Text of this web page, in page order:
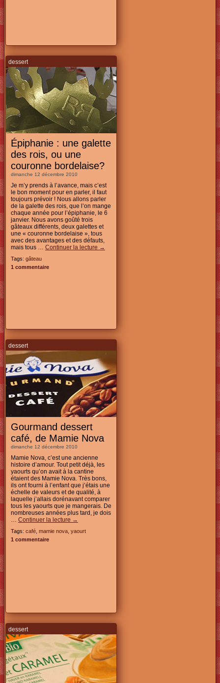
dessert
Épiphanie : une galette
des rois, ou une
couronne bordelaise?
dimanche 12 décembre 2010
Je m’y prends à l’avance, mais c’est
le bon moment pour en parler, il faut
toujours prévoir ! Nous allons parler
de la galette des rois, que l’on mange
chaque année pour l’épiphanie, le 6
janvier. Nous avons goûté trois
gâteaux différents, deux galettes et
une « couronne bordelaise », tous
avec des avantages et des défauts,
mais tous … Continuer la lecture →
Tags: gâteau
1 commentaire
dessert
Gourmand dessert
café, de Mamie Nova
dimanche 12 décembre 2010
Mamie Nova, c’est une ancienne
histoire d’amour. Tout petit déjà, les
yaourts qu’on avait à la cantine
étaient des Mamie Nova. Très bons,
ils ont fourni à l’enfant que j’étais une
échelle de valeurs et de qualité, à
laquelle j’allais dorénavant comparer
tous les yaourts que je mangerais. De
nombreuses années plus tard, je dois
… Continuer la lecture →
Tags: café, mamie nova, yaourt
1 commentaire
dessert